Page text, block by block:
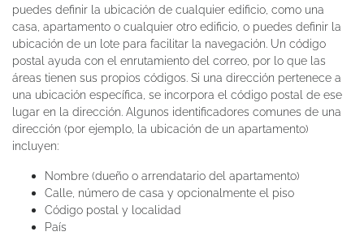
puedes definir la ubicación de cualquier edificio, como una
casa, apartamento o cualquier otro edificio, o puedes definir la
ubicación de un lote para facilitar la navegación. Un código
postal ayuda con el enrutamiento del correo, por lo que las
áreas tienen sus propios códigos. Si una dirección pertenece a
una ubicación específica, se incorpora el código postal de ese
lugar en la dirección. Algunos identificadores comunes de una
dirección (por ejemplo, la ubicación de un apartamento)
incluyen:
Nombre (dueño o arrendatario del apartamento)
Calle, número de casa y opcionalmente el piso
Código postal y localidad
País